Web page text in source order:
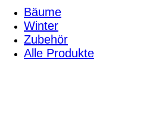
Bäume
Winter
Zubehör
Alle Produkte